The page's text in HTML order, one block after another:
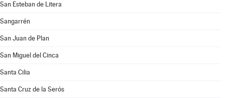
San Esteban de Litera
Sangarrén
San Juan de Plan
San Miguel del Cinca
Santa Cilia
Santa Cruz de la Serós